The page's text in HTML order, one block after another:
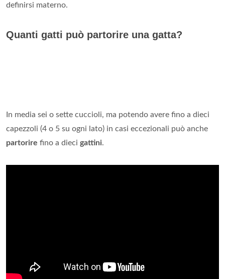
definirsi materno.
Quanti gatti può partorire una gatta?
In media sei o sette cuccioli, ma potendo avere fino a dieci
capezzoli (4 o 5 su ogni lato) in casi eccezionali può anche
partorire fino a dieci gattini.